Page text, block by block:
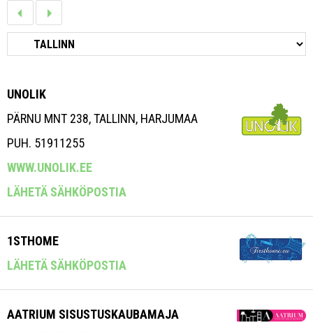
UNOLIK
PÄRNU MNT 238, TALLINN, HARJUMAA
PUH. 51911255
WWW.UNOLIK.EE
LÄHETÄ SÄHKÖPOSTIA
1STHOME
LÄHETÄ SÄHKÖPOSTIA
AATRIUM SISUSTUSKAUBAMAJA